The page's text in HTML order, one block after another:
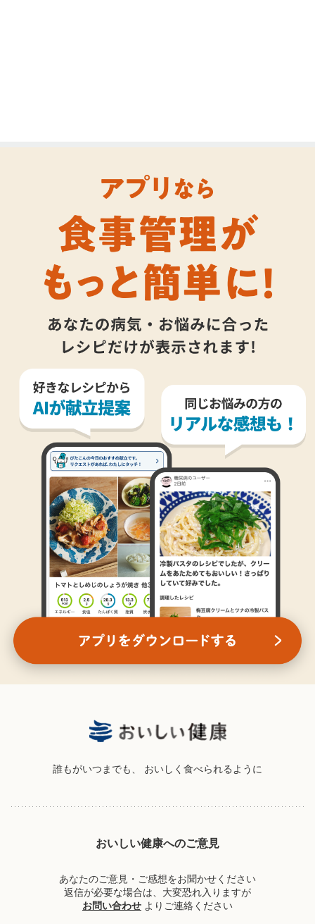
誰もがいつまでも、 おいしく食べられるように
おいしい健康へのご意見
あなたのご意見・ご感想をお聞かせください
返信が必要な場合は、大変恐れ入りますが
お問い合わせ よりご連絡ください